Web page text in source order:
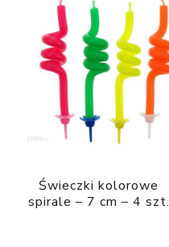
Świeczki kolorowe
spirale – 7 cm – 4 szt.